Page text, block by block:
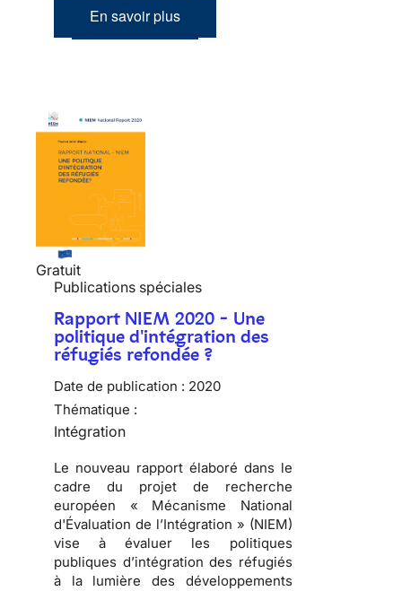
En savoir plus
Gratuit
Publications spéciales
Rapport NIEM 2020 - Une
politique d'intégration des
réfugiés refondée ?
Date de publication : 2020
Thématique :
Intégration
Le nouveau rapport élaboré dans le
cadre du projet de recherche
européen « Mécanisme National
d'Évaluation de l’Intégration » (NIEM)
vise à évaluer les politiques
publiques d’intégration des réfugiés
à la lumière des développements